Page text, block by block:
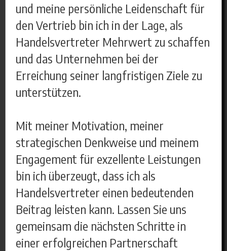
und meine persönliche Leidenschaft für
den Vertrieb bin ich in der Lage, als
Handelsvertreter Mehrwert zu schaffen
und das Unternehmen bei der
Erreichung seiner langfristigen Ziele zu
unterstützen.
Mit meiner Motivation, meiner
strategischen Denkweise und meinem
Engagement für exzellente Leistungen
bin ich überzeugt, dass ich als
Handelsvertreter einen bedeutenden
Beitrag leisten kann. Lassen Sie uns
gemeinsam die nächsten Schritte in
einer erfolgreichen Partnerschaft